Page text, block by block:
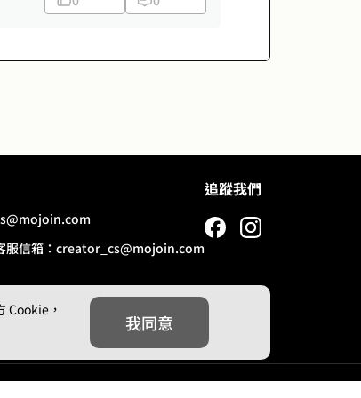
信箱： creator_cs@mojoin.com
追蹤我們
Cookie，
我同意